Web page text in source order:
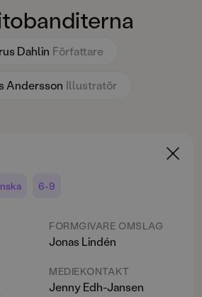
Dahlin Författare
Andersson Illustratör
6-9
FORMGIVARE OMSLAG
Jonas Lindén
MEDIEKONTAKT
Jenny Edh-Jansen